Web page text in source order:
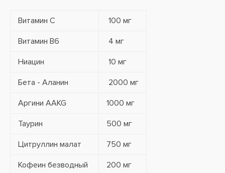
Витамин С 100 мг
Витамин В6 4 мг
Ниацин 10 мг
Бета - Аланин 2000 мг
Аргини ААKG 1000 мг
Таурин 500 мг
Цитруллин малат 750 мг
Кофеин безводный 200 мг